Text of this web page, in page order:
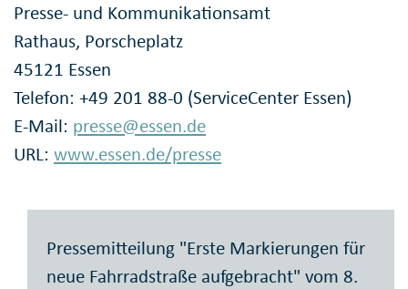
Presse- und Kommunikationsamt
Rathaus, Porscheplatz
45121 Essen
Telefon: +49 201 88-0 (ServiceCenter Essen)
E-Mail: presse@essen.de
URL: www.essen.de/presse
Pressemitteilung "Erste Markierungen für
neue Fahrradstraße aufgebracht" vom 8.